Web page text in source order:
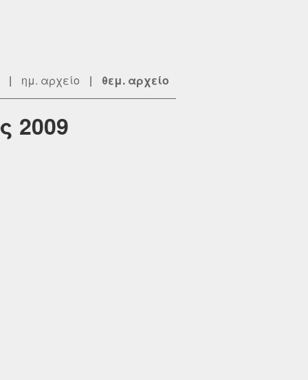
| ημ. αρχείο | θεμ. αρχείο
2009